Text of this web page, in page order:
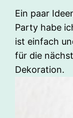
Ein paar
Party habe
ist einfach
für die
Dekoration.